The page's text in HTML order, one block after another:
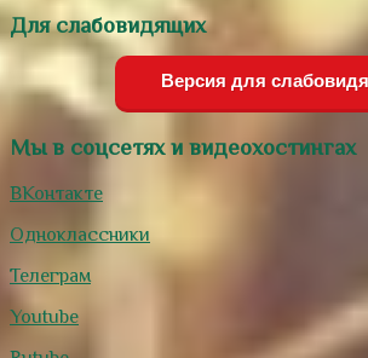
Для слабовидящих
Версия для
Мы в соцсетях и видеохостингах
ВКонтакте
Одноклассники
Телеграм
Youtube